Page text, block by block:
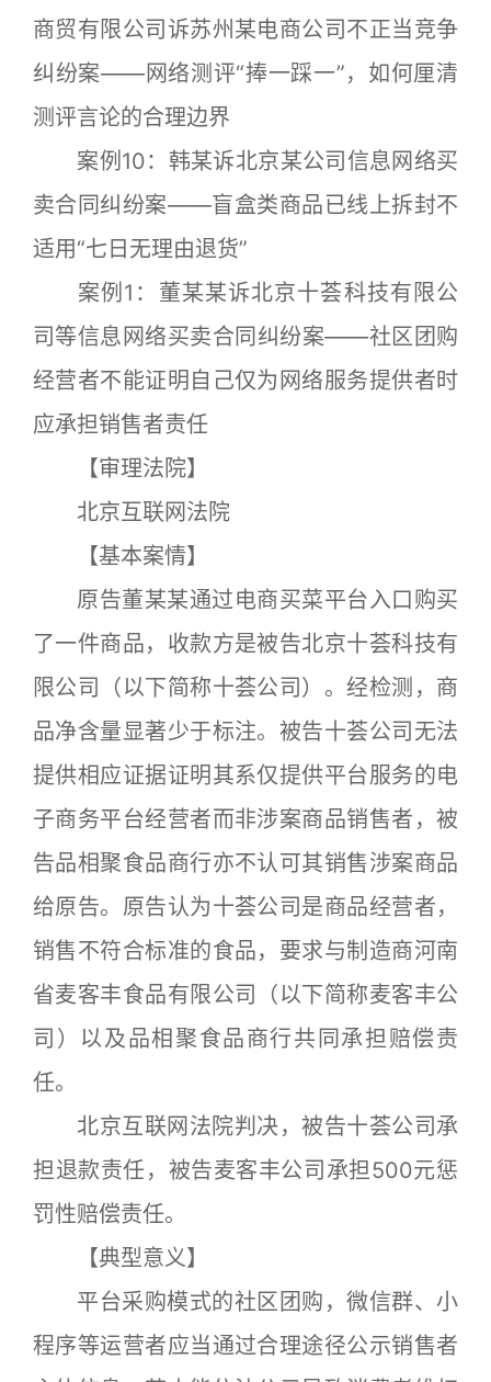
商贸有限公司诉苏州某电商公司不正当竞争
纠纷案——网络测评“捧一踩一”，如何厘清
测评言论的合理边界
案例10：韩某诉北京某公司信息网络买
卖合同纠纷案——盲盒类商品已线上拆封不
适用“七日无理由退货”
案例1：董某某诉北京十荟科技有限公
司等信息网络买卖合同纠纷案——社区团购
经营者不能证明自己仅为网络服务提供者时
应承担销售者责任
【审理法院】
北京互联网法院
【基本案情】
原告董某某通过电商买菜平台入口购买
了一件商品，收款方是被告北京十荟科技有
限公司（以下简称十荟公司）。经检测，商
品净含量显著少于标注。被告十荟公司无法
提供相应证据证明其系仅提供平台服务的电
子商务平台经营者而非涉案商品销售者，被
告品相聚食品商行亦不认可其销售涉案商品
给原告。原告认为十荟公司是商品经营者，
销售不符合标准的食品，要求与制造商河南
省麦客丰食品有限公司（以下简称麦客丰公
司）以及品相聚食品商行共同承担赔偿责
任。
北京互联网法院判决，被告十荟公司承
担退款责任，被告麦客丰公司承担500元惩
罚性赔偿责任。
【典型意义】
平台采购模式的社区团购，微信群、小
程序等运营者应当通过合理途径公示销售者